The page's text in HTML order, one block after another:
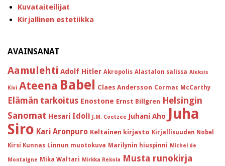
Kuvataiteilijat
Kirjallinen estetiikka
AVAINSANAT
Aamulehti Adolf Hitler Akropolis Alastalon salissa Aleksis
Kivi Ateena Babel Claes Andersson Cormac McCarthy
Elämän tarkoitus Enostone Ernst Billgren Helsingin
Sanomat Hesari Idoli J.M. Coetzee Juhani Aho Juha
Siro Kari Aronpuro Keltainen kirjasto Kirjallisuuden Nobel
Kirsi Kunnas Linnun muotokuva Marilynin hiuspinni Michel de
Montaigne Mika Waltari Mirkka Rekola Musta runokirja